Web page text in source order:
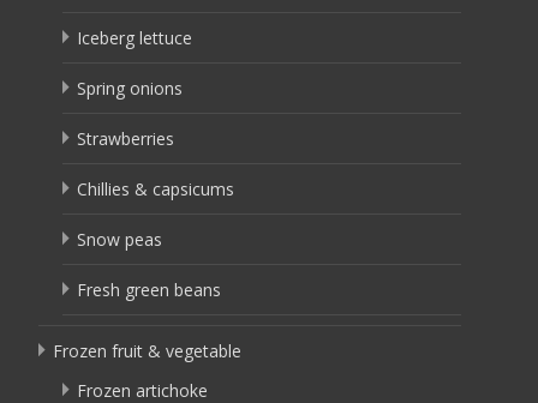
Iceberg lettuce
Spring onions
Strawberries
Chillies & capsicums
Snow peas
Fresh green beans
Frozen fruit & vegetable
Frozen artichoke